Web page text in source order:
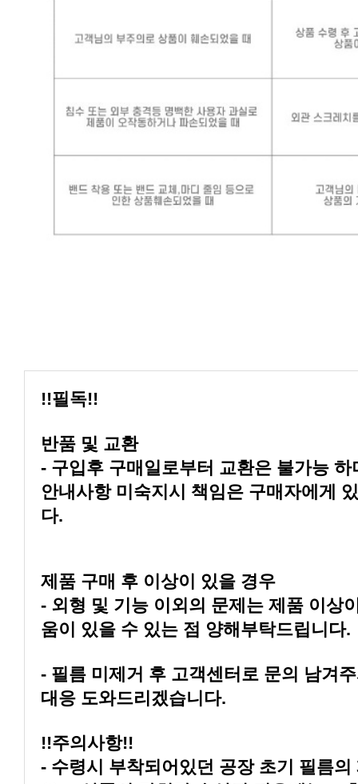
!!필독!!
반품 및 교환
다.
제품 구매 후 이상이 있을 경우
움이 있을 수 있는 점 양해부탁드립니다.
대응 도와드리겠습니다.
!!주의사항!!